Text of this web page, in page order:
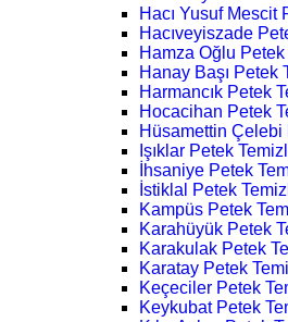
Hacı Yusuf Mescit
Hacıveyiszade
Hamza Oğlu
Hanay Başı Petek
Harmancık Petek
Hocacihan Petek
Hüsamettin Çelebi
Işıklar Petek
İhsaniye Petek
İstiklal Petek
Kampüs Petek
Karahüyük Petek
Karakulak Petek
Karatay Petek
Keçeciler Petek
Keykubat Petek